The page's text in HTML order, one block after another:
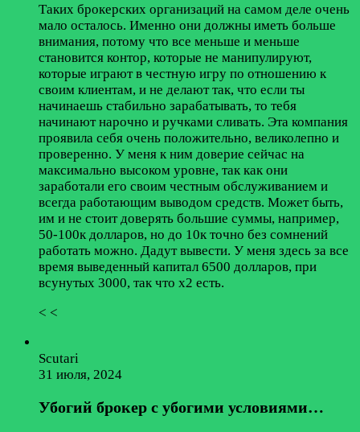
Таких брокерских организаций на самом деле очень
мало осталось. Именно они должны иметь больше
внимания, потому что все меньше и меньше
становится контор, которые не манипулируют,
которые играют в честную игру по отношению к
своим клиентам, и не делают так, что если ты
начинаешь стабильно зарабатывать, то тебя
начинают нарочно и ручками сливать. Эта компания
проявила себя очень положительно, великолепно и
проверенно. У меня к ним доверие сейчас на
максимально высоком уровне, так как они
заработали его своим честным обслуживанием и
всегда работающим выводом средств. Может быть,
им и не стоит доверять большие суммы, например,
50-100к долларов, но до 10к точно без сомнений
работать можно. Дадут вывести. У меня здесь за все
время выведенный капитал 6500 долларов, при
всунутых 3000, так что х2 есть.
< <
Scutari
31 июля, 2024
Убогий брокер с убогими условиями…